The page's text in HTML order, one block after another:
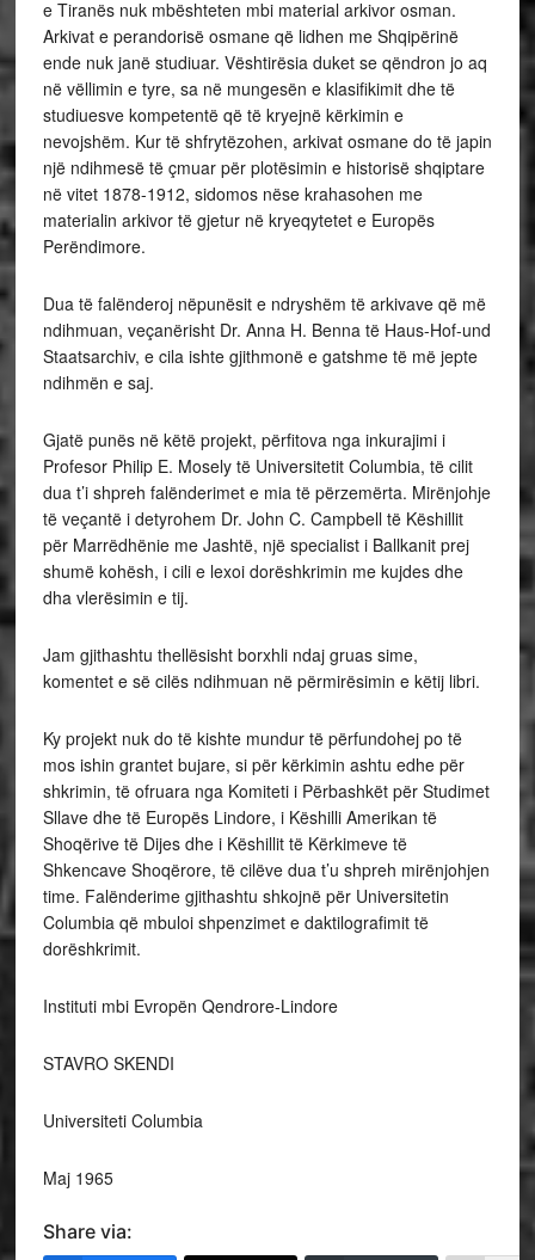
e Tiranës nuk mbështeten mbi material arkivor osman.
Arkivat e perandorisë osmane që lidhen me Shqipërinë
ende nuk janë studiuar. Vështirësia duket se qëndron jo aq
në vëllimin e tyre, sa në mungesën e klasifikimit dhe të
studiuesve kompetentë që të kryejnë kërkimin e
nevojshëm. Kur të shfrytëzohen, arkivat osmane do të japin
një ndihmesë të çmuar për plotësimin e historisë shqiptare
në vitet 1878-1912, sidomos nëse krahasohen me
materialin arkivor të gjetur në kryeqytetet e Europës
Perëndimore.
Dua të falënderoj nëpunësit e ndryshëm të arkivave që më
ndihmuan, veçanërisht Dr. Anna H. Benna të Haus-Hof-und
Staatsarchiv, e cila ishte gjithmonë e gatshme të më jepte
ndihmën e saj.
Gjatë punës në këtë projekt, përfitova nga inkurajimi i
Profesor Philip E. Mosely të Universitetit Columbia, të cilit
dua t’i shpreh falënderimet e mia të përzemërta. Mirënjohje
të veçantë i detyrohem Dr. John C. Campbell të Këshillit
për Marrëdhënie me Jashtë, një specialist i Ballkanit prej
shumë kohësh, i cili e lexoi dorëshkrimin me kujdes dhe
dha vlerësimin e tij.
Jam gjithashtu thellësisht borxhli ndaj gruas sime,
komentet e së cilës ndihmuan në përmirësimin e këtij libri.
Ky projekt nuk do të kishte mundur të përfundohej po të
mos ishin grantet bujare, si për kërkimin ashtu edhe për
shkrimin, të ofruara nga Komiteti i Përbashkët për Studimet
Sllave dhe të Europës Lindore, i Këshilli Amerikan të
Shoqërive të Dijes dhe i Këshillit të Kërkimeve të
Shkencave Shoqërore, të cilëve dua t’u shpreh mirënjohjen
time. Falënderime gjithashtu shkojnë për Universitetin
Columbia që mbuloi shpenzimet e daktilografimit të
dorëshkrimit.
Instituti mbi Evropën Qendrore-Lindore
STAVRO SKENDI
Universiteti Columbia
Maj 1965
Share via: